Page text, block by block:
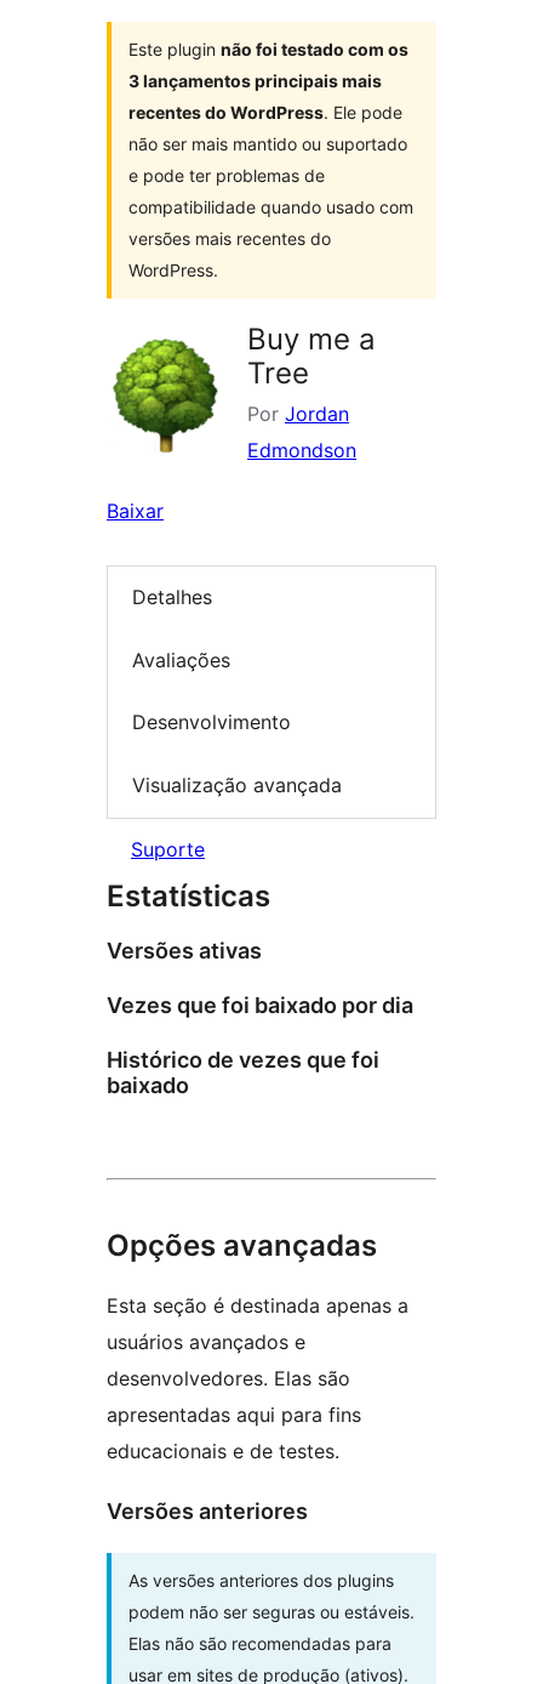
Este plugin não foi testado com os
3 lançamentos principais mais
recentes do WordPress. Ele pode
não ser mais mantido ou suportado
e pode ter problemas de
compatibilidade quando usado com
versões mais recentes do
WordPress.
Buy me a
Tree
Por Jordan
Edmondson
Baixar
Detalhes
Avaliações
Desenvolvimento
Visualização avançada
Suporte
Estatísticas
Versões ativas
Vezes que foi baixado por dia
Histórico de vezes que foi
baixado
Opções avançadas
Esta seção é destinada apenas a
usuários avançados e
desenvolvedores. Elas são
apresentadas aqui para fins
educacionais e de testes.
Versões anteriores
As versões anteriores dos plugins
podem não ser seguras ou estáveis.
Elas não são recomendadas para
usar em sites de produção (ativos).